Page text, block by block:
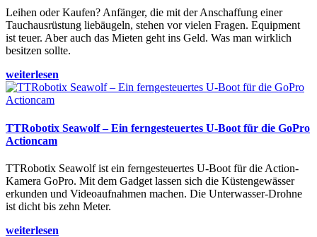
Leihen oder Kaufen? Anfänger, die mit der Anschaffung einer
Tauchausrüstung liebäugeln, stehen vor vielen Fragen. Equipment
ist teuer. Aber auch das Mieten geht ins Geld. Was man wirklich
besitzen sollte.
weiterlesen
TTRobotix Seawolf – Ein ferngesteuertes U-Boot für die GoPro
Actioncam
TTRobotix Seawolf ist ein ferngesteuertes U-Boot für die Action-
Kamera GoPro. Mit dem Gadget lassen sich die Küstengewässer
erkunden und Videoaufnahmen machen. Die Unterwasser-Drohne
ist dicht bis zehn Meter.
weiterlesen